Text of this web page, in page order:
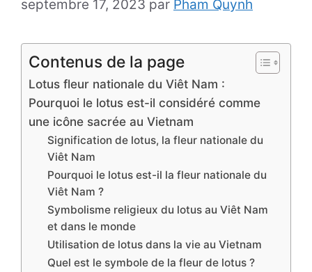
septembre 17, 2023 par Pham Quynh
Contenus de la page
Lotus fleur nationale du Viêt Nam :
Pourquoi le lotus est-il considéré comme
une icône sacrée au Vietnam
Signification de lotus, la fleur nationale du
Viêt Nam
Pourquoi le lotus est-il la fleur nationale du
Viêt Nam ?
Symbolisme religieux du lotus au Viêt Nam
et dans le monde
Utilisation de lotus dans la vie au Vietnam
Quel est le symbole de la fleur de lotus ?